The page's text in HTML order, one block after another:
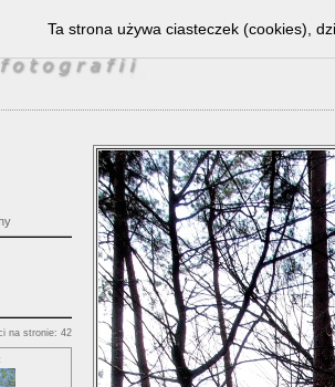
na stronie: 42
Ta strona używa ciasteczek (cookies),